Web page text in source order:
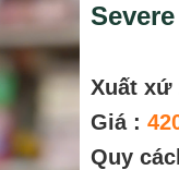
Xuất xứ
Giá :
Quy